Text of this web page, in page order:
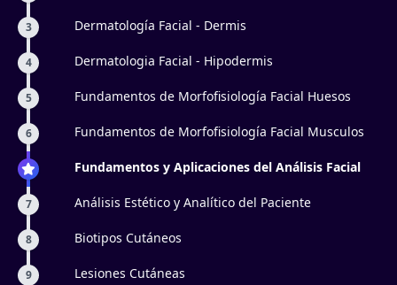
3 Dermatología Facial - Dermis
4 Dermatologia Facial - Hipodermis
5 Fundamentos de Morfofisiología Facial Huesos
6 Fundamentos de Morfofisiología Facial Musculos
Fundamentos y Aplicaciones del Análisis Facial
7 Análisis Estético y Analítico del Paciente
8 Biotipos Cutáneos
9 Lesiones Cutáneas